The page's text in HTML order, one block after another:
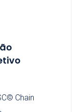
Chain